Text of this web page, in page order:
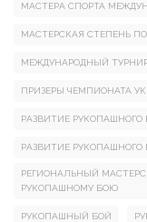
МАСТЕРА СПОРТА
МАСТЕРСКАЯ СТЕПЕНЬ
МЕЖДУНАРОДНЫЙ
ПРИЗЕРЫ ЧЕМПИОНАТА
РАЗВИТИЕ РУКОПАШНОГО
РАЗВИТИЕ
РЕГИОНАЛЬНЫЙ
РУКОПАШНОМУ БОЮ
РУКОПАШНЫЙ БОЙ